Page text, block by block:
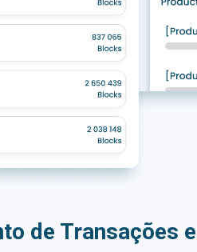
de Transações